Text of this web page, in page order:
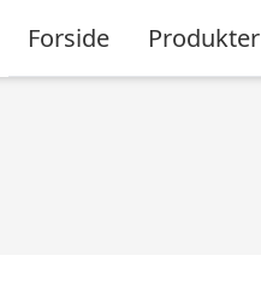
Forside Produkter